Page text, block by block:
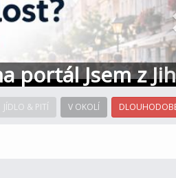
portál Jsem z
JÍDLO & PITÍ V OKOLÍ